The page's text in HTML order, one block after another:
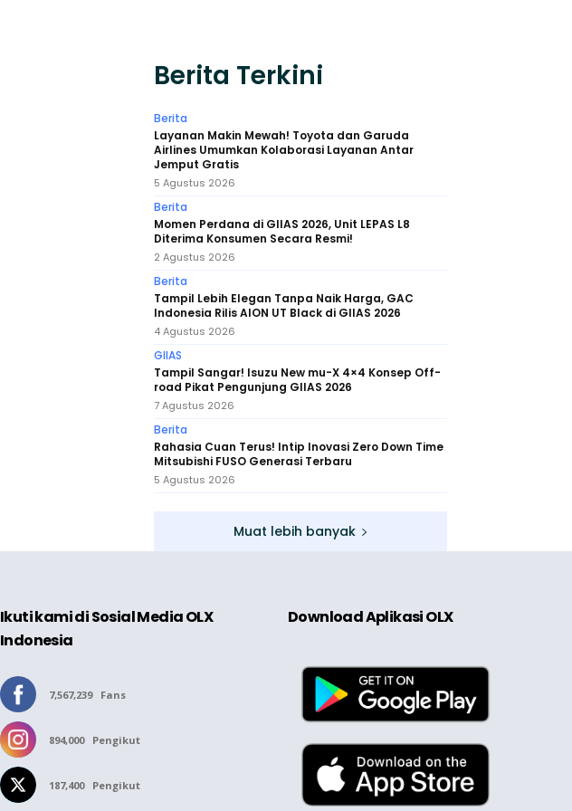
Berita Terkini
Berita
Layanan Makin Mewah! Toyota dan Garuda
Airlines Umumkan Kolaborasi Layanan Antar
Jemput Gratis
5 Agustus 2026
Berita
Momen Perdana di GIIAS 2026, Unit LEPAS L8
Diterima Konsumen Secara Resmi!
2 Agustus 2026
Berita
Tampil Lebih Elegan Tanpa Naik Harga, GAC
Indonesia Rilis AION UT Black di GIIAS 2026
4 Agustus 2026
GIIAS
Tampil Sangar! Isuzu New mu-X 4×4 Konsep Off-
road Pikat Pengunjung GIIAS 2026
7 Agustus 2026
Berita
Rahasia Cuan Terus! Intip Inovasi Zero Down Time
Mitsubishi FUSO Generasi Terbaru
5 Agustus 2026
Muat lebih banyak
Ikuti kami di Sosial Media OLX
Indonesia
7,567,239 Fans
894,000 Pengikut
187,400 Pengikut
Download Aplikasi OLX